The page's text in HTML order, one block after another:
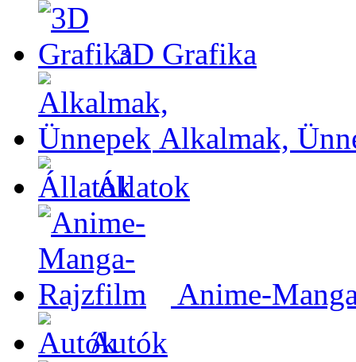
3D Grafika
Alkalmak,
Állatok
Anime-
Autók